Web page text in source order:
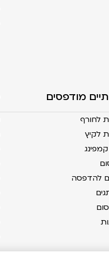
מודפסים
לחורף
לקיץ
להדפסה